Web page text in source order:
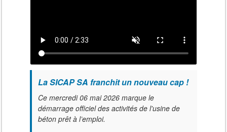
La SICAP SA franchit un nouveau cap !
Ce mercredi 06 mai 2026 marque le
démarrage officiel des activités de l'usine de
béton prêt à l’emploi.